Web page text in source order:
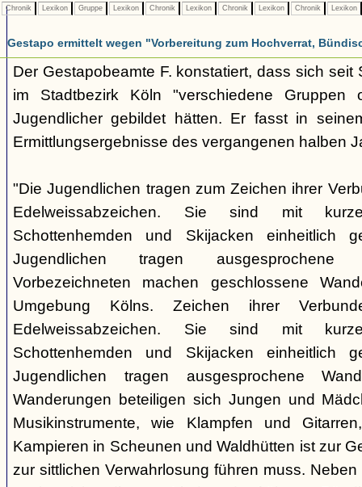
Chronik Lexikon Gruppe Lexikon Chronik Lexikon Chronik Lexikon Chronik Lexikon
Gestapo ermittelt wegen "Vorbereitung zum Hochverrat,
Der Gestapobeamte F. konstatiert, dass sich seit
im Stadtbezirk Köln "verschiedene Gruppen
Jugendlicher gebildet hätten. Er fasst in
Ermittlungsergebnisse des vergangenen halben
"Die Jugendlichen tragen zum Zeichen ihrer
Edelweissabzeichen. Sie sind mit
Schottenhemden und Skijacken einheitlich
Jugendlichen tragen ausgesprochene
Vorbezeichneten machen geschlossene
Umgebung Kölns. Zeichen ihrer
Edelweissabzeichen. Sie sind mit
Schottenhemden und Skijacken einheitlich
Jugendlichen tragen ausgesprochene
Wanderungen beteiligen sich Jungen und
Musikinstrumente, wie Klampfen und
Kampieren in Scheunen und Waldhütten ist zur
zur sittlichen Verwahrlosung führen muss.